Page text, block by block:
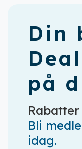
Din
på
Bli
idag.